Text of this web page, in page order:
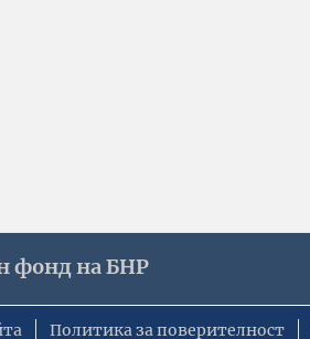
фонд на БНР
Политика за поверителност